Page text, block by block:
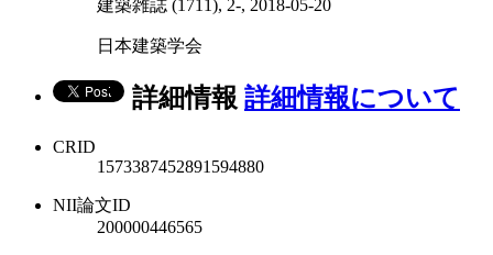
建築雑誌 (1711), 2-, 2018-05-20
日本建築学会
詳細情報 詳細情報について
CRID
1573387452891594880
NII論文ID
200000446565